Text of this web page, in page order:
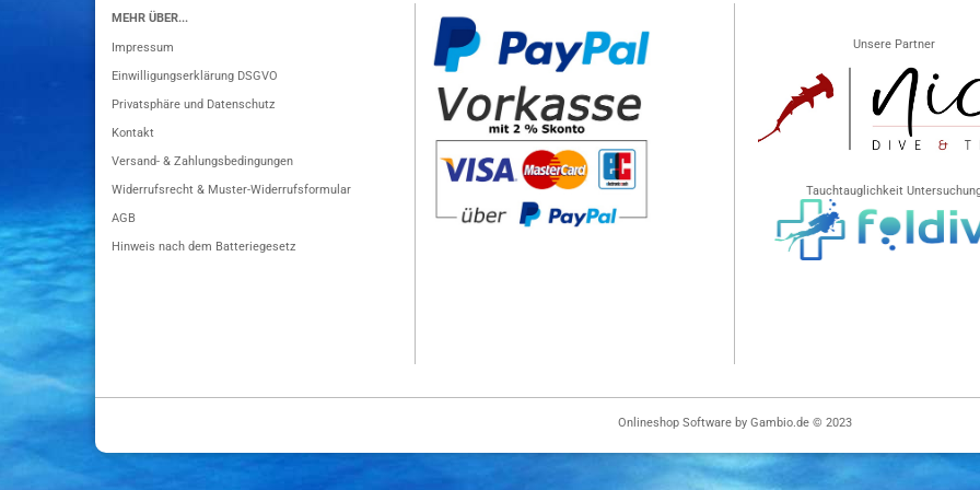
MEHR ÜBER...
Impressum
Einwilligungserklärung DSGVO
Privatsphäre und Datenschutz
Kontakt
Versand- & Zahlungsbedingungen
Widerrufsrecht & Muster-Widerrufsformular
AGB
Hinweis nach dem Batteriegesetz
Unsere Partner
Tauchtauglichkeit
Onlineshop Software by Gambio.de © 2023